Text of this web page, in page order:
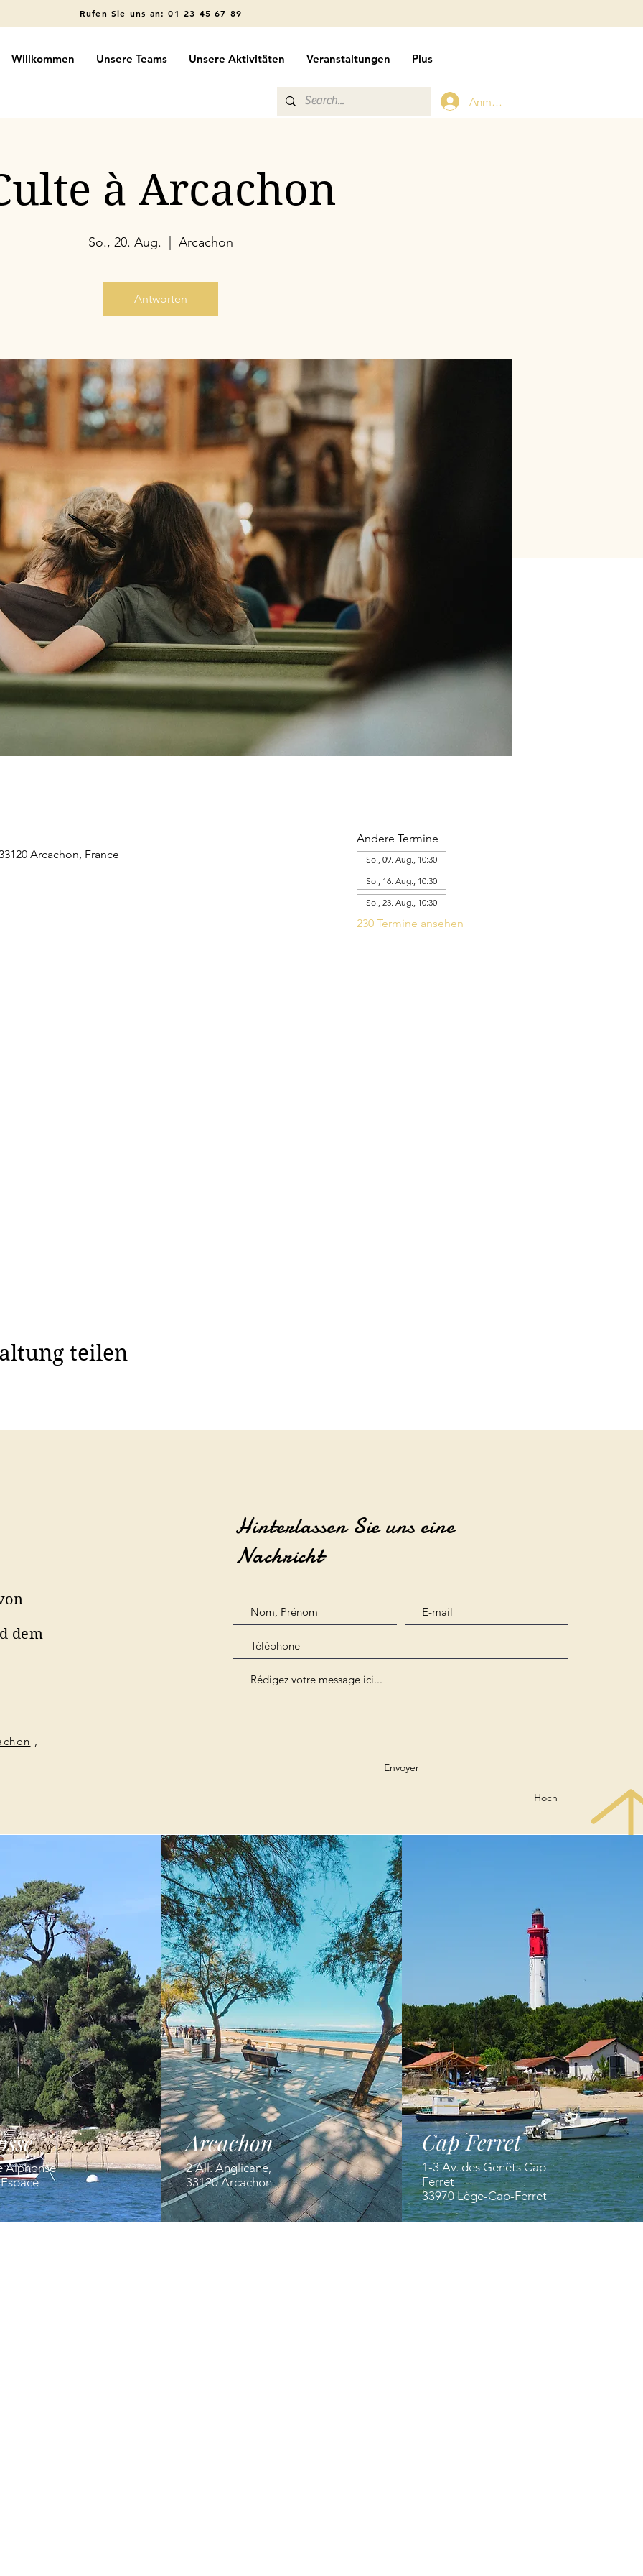
Rufen Sie uns an: 01 23 45 67 89
Willkommen Unsere Teams Unsere Aktivitäten Veranstaltungen Plus
Anmelden
à Arcachon
So., 20. Aug. Arcachon
Antworten
Arcachon, France
Andere Termine
So., 09. Aug., 10:30
So., 16. Aug., 10:30
So., 23. Aug., 10:30
230 Termine ansehen
teilen
dem
,
Hinterlassen Sie uns eine
Nachricht
Envoyer
Hoch
Alphonse
Arcachon
2 All. Anglicane,
33120 Arcachon
Cap Ferret
1-3 Av. des Genêts Cap
Ferret
33970 Lège-Cap-Ferret